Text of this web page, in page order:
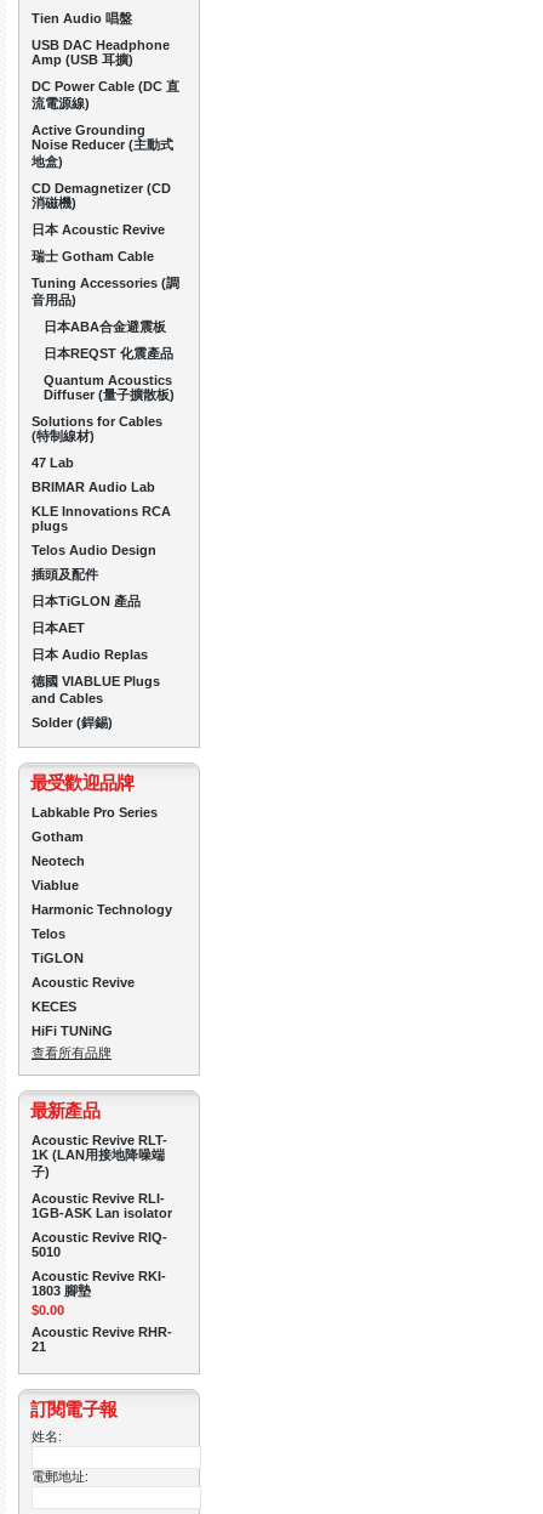
Tien Audio 唱盤
USB DAC Headphone
Amp (USB 耳擴)
DC Power Cable (DC 直
流電源線)
Active Grounding
Noise Reducer (主動式
地盒)
CD Demagnetizer (CD
消磁機)
日本 Acoustic Revive
瑞士 Gotham Cable
Tuning Accessories (調
音用品)
日本ABA合金避震板
日本REQST 化震產品
Quantum Acoustics
Diffuser (量子擴散板)
Solutions for Cables
(特制線材)
47 Lab
BRIMAR Audio Lab
KLE Innovations RCA
plugs
Telos Audio Design
插頭及配件
日本TiGLON 產品
日本AET
日本 Audio Replas
德國 VIABLUE Plugs
and Cables
Solder (銲錫)
最受歡迎品牌
Labkable Pro Series
Gotham
Neotech
Viablue
Harmonic Technology
Telos
TiGLON
Acoustic Revive
KECES
HiFi TUNiNG
查看所有品牌
最新產品
Acoustic Revive RLT-
1K (LAN用接地降噪端
子)
Acoustic Revive RLI-
1GB-ASK Lan isolator
Acoustic Revive RIQ-
5010
Acoustic Revive RKI-
1803 腳墊
$0.00
Acoustic Revive RHR-
21
訂閱電子報
姓名:
電郵地址: